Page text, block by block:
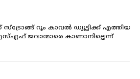
സ്‌ട്രോങ്ങ് റൂം കാവല്‍ ഡ്യൂട്ടിക്ക് എത്തിയ
ജവാന്മാരെ കാണാനില്ലെന്ന്